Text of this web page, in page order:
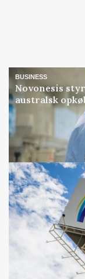
BUSINESS
Novonesis
australsk